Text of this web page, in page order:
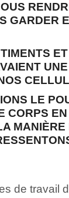
GARDER
LE
CORPS
MANIÈRE
de travail